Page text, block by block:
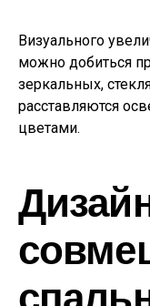
Визуального
можно добиться
зеркальных,
расставляются
цветами.